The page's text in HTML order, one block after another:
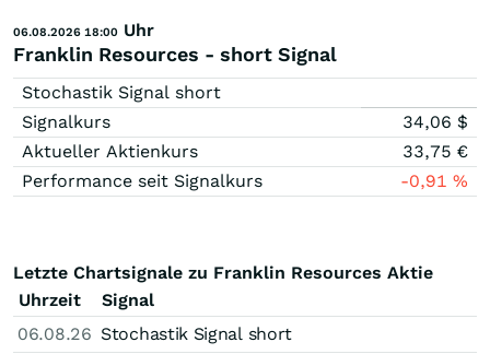
06.08.2026 18:00 Uhr
Franklin Resources - short Signal
Stochastik Signal short
Signalkurs
34,06 $
Aktueller Aktienkurs
33,75 €
Performance seit Signalkurs
-0,91 %
Letzte Chartsignale zu Franklin Resources Aktie
Uhrzeit
Signal
06.08.26 Stochastik Signal short